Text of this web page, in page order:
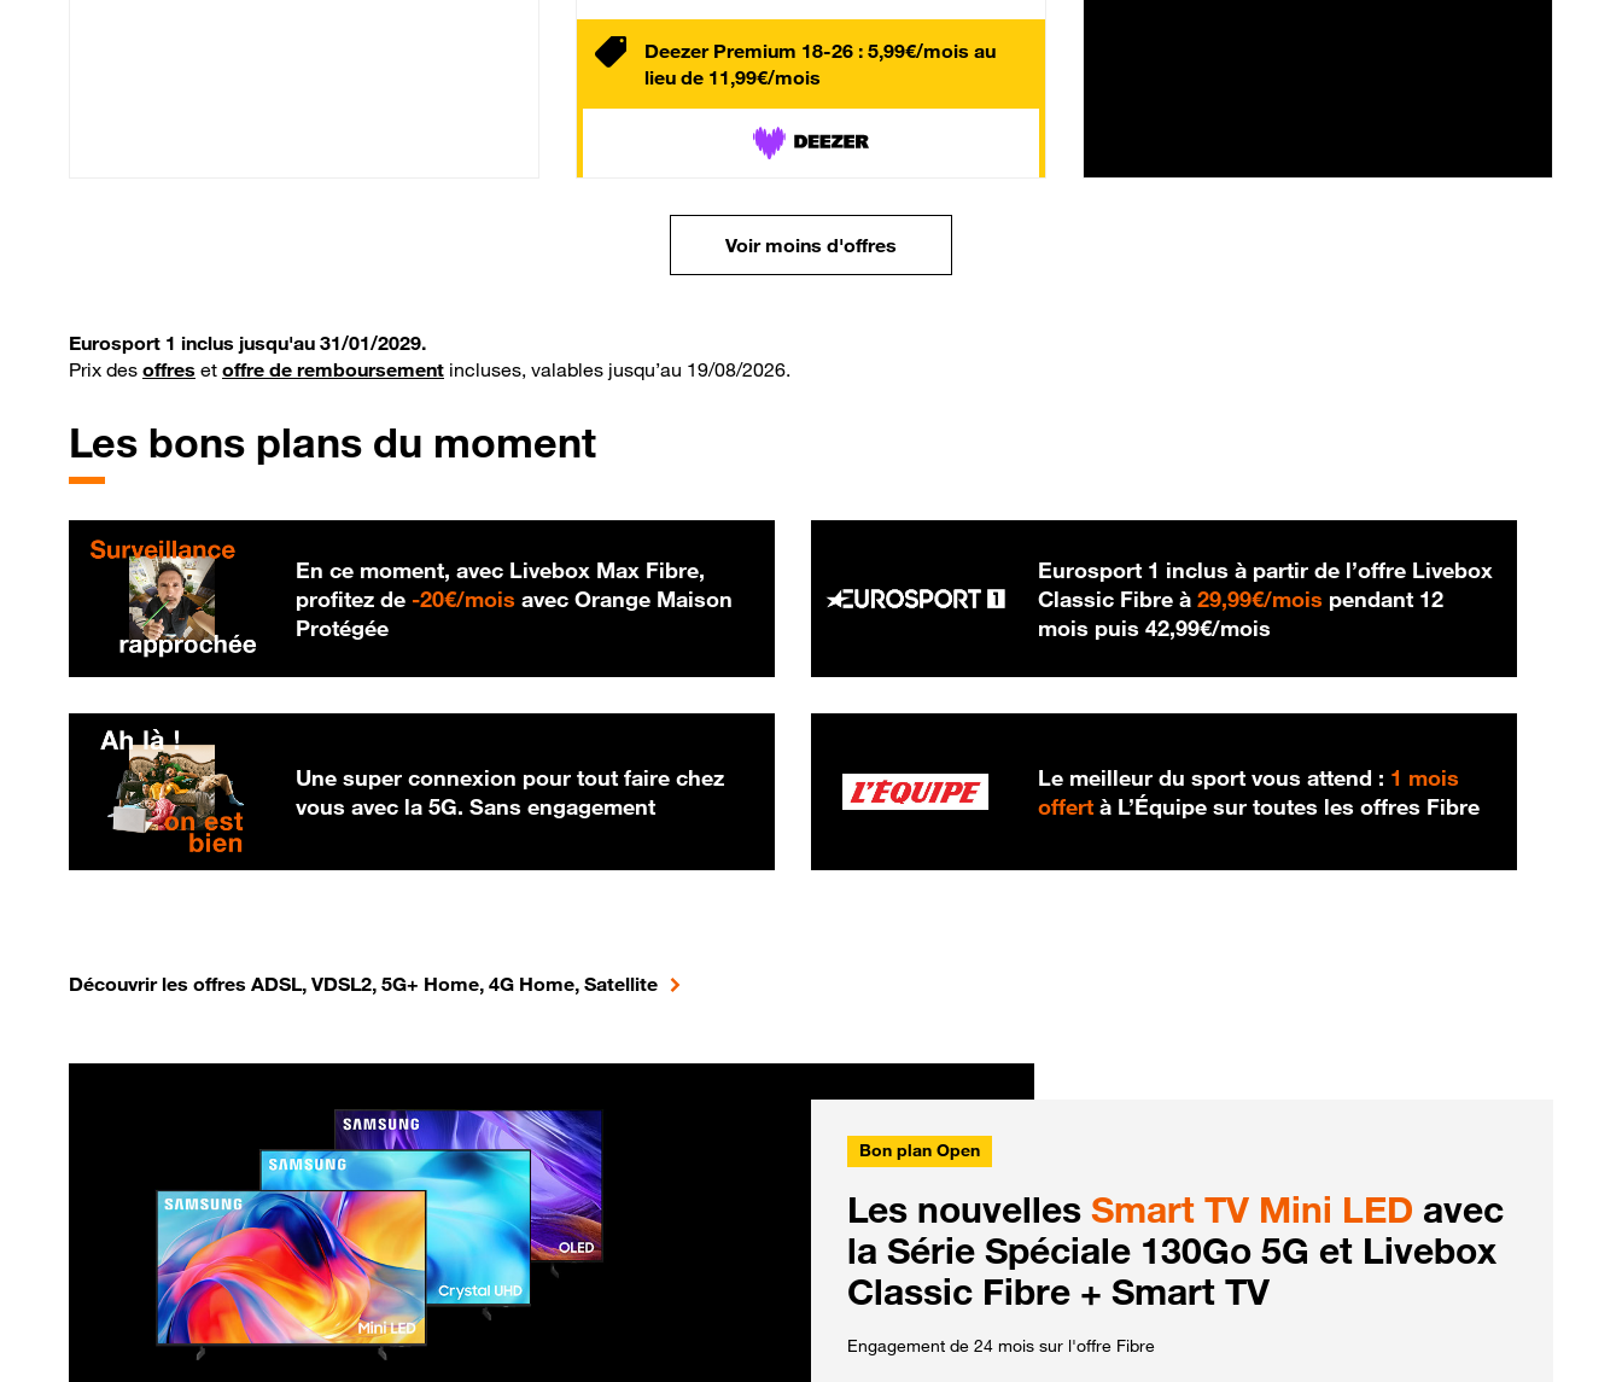
Deezer Premium 18-26 : 5,99€/mois au
lieu de 11,99€/mois
Voir moins d'offres
Eurosport 1 inclus jusqu'au 31/01/2029.
Prix des offres et offre de remboursement incluses, valables jusqu’au 19/08/2026.
Les bons plans du moment
En ce moment, avec Livebox Max Fibre,
profitez de -20€/mois 20 € par mois
avec Orange Maison
Protégée
Eurosport 1 inclus à partir de l’offre Livebox
Classic Fibre à29,99€/mois 29,99 € par mois
pendant 12
mois puis42,99€/mois
Une super connexion pour tout faire chez
vous avec la 5G. Sans engagement
Le meilleur du sport vous attend : 1 mois
offert à L’Équipe sur toutes les offres Fibre
Découvrir les offres ADSL, VDSL2, 5G+ Home, 4G Home, Satellite
Bon plan Open
Les nouvelles Smart TV Mini LED avec
la Série Spéciale 130Go 5G et Livebox
Classic Fibre + Smart TV
Engagement de 24 mois sur l'offre Fibre